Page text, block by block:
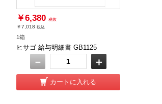
￥6,380 税抜
￥7,018 税込
1箱
ヒサゴ 給与明細書 GB1125
－ ＋
カートに入れる